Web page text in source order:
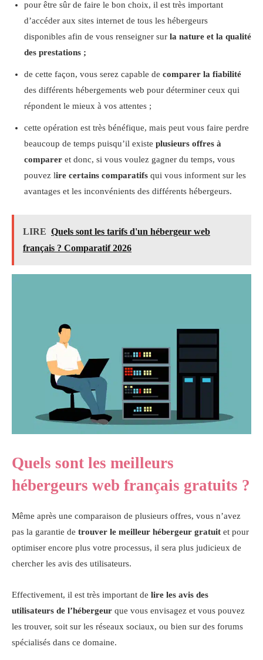
pour être sûr de faire le bon choix, il est très important
d’accéder aux sites internet de tous les hébergeurs
disponibles afin de vous renseigner sur la nature et la qualité
des prestations ;
de cette façon, vous serez capable de comparer la fiabilité
des différents hébergements web pour déterminer ceux qui
répondent le mieux à vos attentes ;
cette opération est très bénéfique, mais peut vous faire perdre
beaucoup de temps puisqu’il existe plusieurs offres à
comparer et donc, si vous voulez gagner du temps, vous
pouvez lire certains comparatifs qui vous informent sur les
avantages et les inconvénients des différents hébergeurs.
LIRE Quels sont les tarifs d'un hébergeur web
français ? Comparatif 2026
Quels sont les meilleurs
hébergeurs web français gratuits ?
Même après une comparaison de plusieurs offres, vous n’avez
pas la garantie de trouver le meilleur hébergeur gratuit et pour
optimiser encore plus votre processus, il sera plus judicieux de
chercher les avis des utilisateurs.
Effectivement, il est très important de lire les avis des
utilisateurs de l’hébergeur que vous envisagez et vous pouvez
les trouver, soit sur les réseaux sociaux, ou bien sur des forums
spécialisés dans ce domaine.